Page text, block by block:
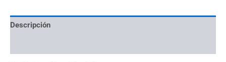
Descripción